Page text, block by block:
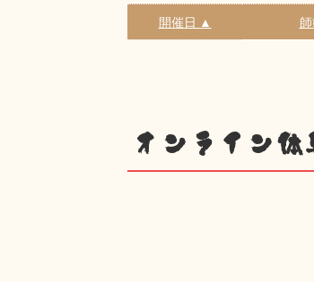
開催日 ▲
オンライン